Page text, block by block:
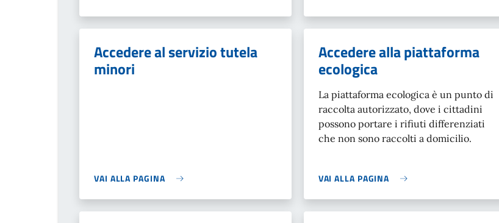
Accedere al servizio tutela
minori
VAI ALLA PAGINA
Accedere alla piattaforma
ecologica
La piattaforma ecologica è un punto di
raccolta autorizzato, dove i cittadini
possono portare i rifiuti differenziati
che non sono raccolti a domicilio.
VAI ALLA PAGINA